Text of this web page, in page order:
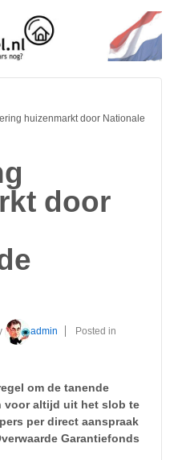
huizenmarkt door Nationale
door
admin
Posted in
om de tanende
voor altijd uit het slob te
per direct aanspraak
Garantiefonds